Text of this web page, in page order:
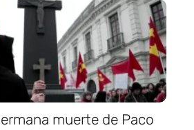
muerte de Paco